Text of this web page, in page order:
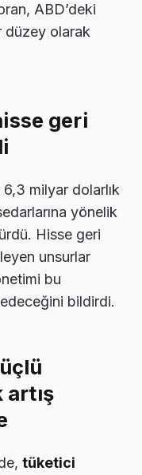
ABD’deki
düzey olarak
geri
milyar dolarlık
yönelik
Hisse geri
unsurlar
bu
bildirdi.
tüketici